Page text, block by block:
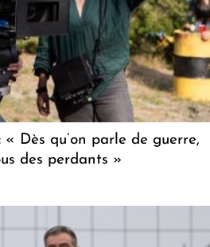
« Dès qu’on parle de guerre,
des perdants »